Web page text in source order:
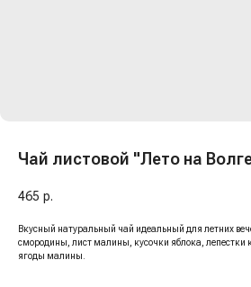
Чай листовой "Лето на
465 р.
Вкусный натуральный чай идеальный для летних
смородины, лист малины, кусочки яблока, лепестки
ягоды малины.